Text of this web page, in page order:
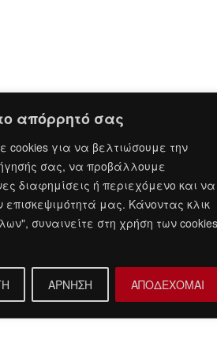
απόρρητό σας
cookies για να βελτιώσουμε την
σας, να προβάλλουμε
διαφημίσεις ή περιεχόμενο και να
μας. Κάνοντας κλικ
συναινείτε στη χρήση των cookies
ΑΡΝΗΣΗ ΑΠΟΔΕΧΟΜΑΙ